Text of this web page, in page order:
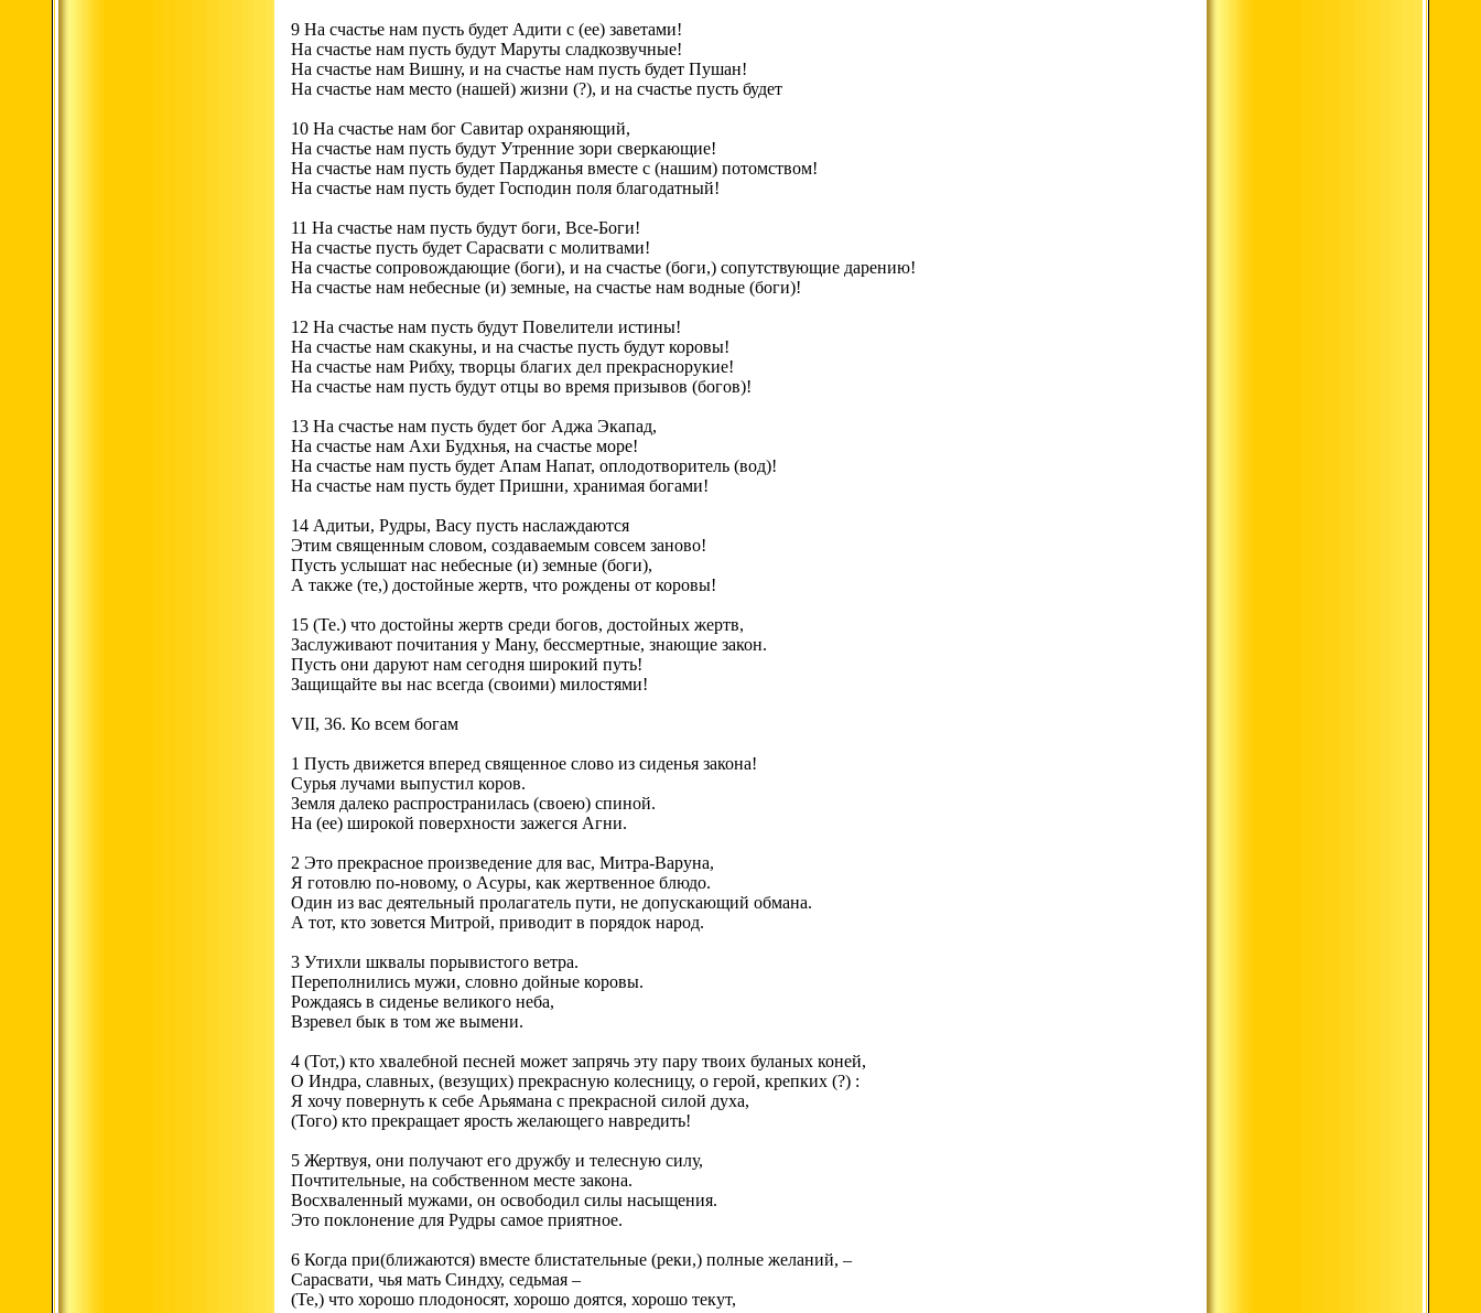
9 На счастье нам пусть будет Адити с (ее) заветами!
На счастье нам пусть будут Маруты сладкозвучные!
На счастье нам Вишну, и на счастье нам пусть будет Пушан!
На счастье нам место (нашей) жизни (?), и на счастье пусть будет
10 На счастье нам бог Савитар охраняющий,
На счастье нам пусть будут Утренние зори сверкающие!
На счастье нам пусть будет Парджанья вместе с (нашим) потомством!
На счастье нам пусть будет Господин поля благодатный!
11 На счастье нам пусть будут боги, Все-Боги!
На счастье пусть будет Сарасвати с молитвами!
На счастье сопровождающие (боги), и на счастье (боги,) сопутствующие дарению!
На счастье нам небесные (и) земные, на счастье нам водные (боги)!
12 На счастье нам пусть будут Повелители истины!
На счастье нам скакуны, и на счастье пусть будут коровы!
На счастье нам Рибху, творцы благих дел прекраснорукие!
На счастье нам пусть будут отцы во время призывов (богов)!
13 На счастье нам пусть будет бог Аджа Экапад,
На счастье нам Ахи Будхнья, на счастье море!
На счастье нам пусть будет Апам Напат, оплодотворитель (вод)!
На счастье нам пусть будет Пришни, хранимая богами!
14 Адитьи, Рудры, Васу пусть наслаждаются
Этим священным словом, создаваемым совсем заново!
Пусть услышат нас небесные (и) земные (боги),
А также (те,) достойные жертв, что рождены от коровы!
15 (Те.) что достойны жертв среди богов, достойных жертв,
Заслуживают почитания у Ману, бессмертные, знающие закон.
Пусть они даруют нам сегодня широкий путь!
Защищайте вы нас всегда (своими) милостями!
VII, 36. Ко всем богам
1 Пусть движется вперед священное слово из сиденья закона!
Сурья лучами выпустил коров.
Земля далеко распространилась (своею) спиной.
На (ее) широкой поверхности зажегся Агни.
2 Это прекрасное произведение для вас, Митра-Варуна,
Я готовлю по-новому, о Асуры, как жертвенное блюдо.
Один из вас деятельный пролагатель пути, не допускающий обмана.
А тот, кто зовется Митрой, приводит в порядок народ.
3 Утихли шквалы порывистого ветра.
Переполнились мужи, словно дойные коровы.
Рождаясь в сиденье великого неба,
Взревел бык в том же вымени.
4 (Тот,) кто хвалебной песней может запрячь эту пару твоих буланых коней,
О Индра, славных, (везущих) прекрасную колесницу, о герой, крепких (?) :
Я хочу повернуть к себе Арьямана с прекрасной силой духа,
(Того) кто прекращает ярость желающего навредить!
5 Жертвуя, они получают его дружбу и телесную силу,
Почтительные, на собственном месте закона.
Восхваленный мужами, он освободил силы насыщения.
Это поклонение для Рудры самое приятное.
6 Когда при(ближаются) вместе блистательные (реки,) полные желаний, –
Сарасвати, чья мать Синдху, седьмая –
(Те,) что хорошо плодоносят, хорошо доятся, хорошо текут,